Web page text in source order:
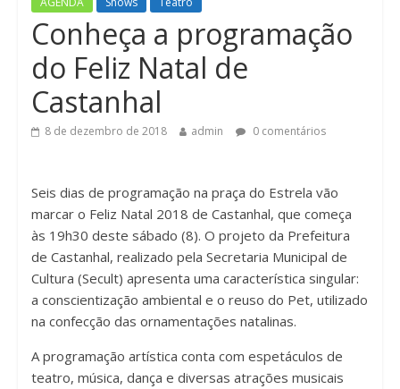
Conheça a programação
do Feliz Natal de
Castanhal
8 de dezembro de 2018 admin 0 comentários
Seis dias de programação na praça do Estrela vão
marcar o Feliz Natal 2018 de Castanhal, que começa
às 19h30 deste sábado (8). O projeto da Prefeitura
de Castanhal, realizado pela Secretaria Municipal de
Cultura (Secult) apresenta uma característica singular:
a conscientização ambiental e o reuso do Pet, utilizado
na confecção das ornamentações natalinas.
A programação artística conta com espetáculos de
teatro, música, dança e diversas atrações musicais